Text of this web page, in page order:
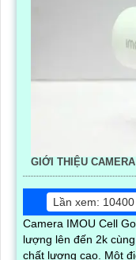
GIỚI THIỆU
Lần xem: 10400
Camera IMOU Cell Go IPC-B32P-V2 với hình ảnh chất
lượng lên đến 2k
chất lượng cao. Một điểm nổi bật nữa là dòng camera này